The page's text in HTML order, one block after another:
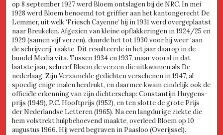
op 8 september 1927 werd Bloem ontslagen bij de NRC. In mei
1928 werd Bloem benoemd tot griffier aan het kantongerecht De
Lemmer, uit welk ‘Friesch Cayenne’ hij in 1931 werd overgeplaatst
naar Breukelen. Afgezien van kleine opflakkeringen in 1924/25 en
1929 (samen vijf verzen), duurde het tot 1930 voor hij weer ‘aan
de schrijverij’ raakte. Dit resulteerde in het jaar daarop in de
bundel Media vita. Tussen 1934 en 1937, maar vooral in dat
laatste jaar, schreef Bloem de verzen die uitkwamen als De
nederlaag. Zijn Verzamelde gedichten verschenen in 1947, al
spoedig enige malen herdrukt, en daarmee kwam eindelijk ook de
officiële erkenning van zijn dichterschap: Constantijn Huygens-
prijs (1949), P.C. Hooftprijs (1952), en ten slotte de grote Prijs
der Nederlandse Letteren (1965). Na een langdurige ziekte die
hem volstrekt hulpbehoevend maakte, overleed Bloem op 10
augustus 1966. Hij werd begraven in Paasloo (Overijssel).